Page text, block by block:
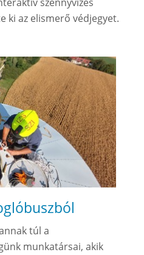
ki az elismerő védjegyet.
túl a
munkatársai, akik